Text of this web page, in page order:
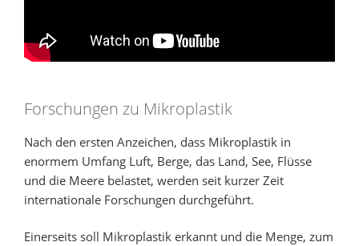
Forschungen zu Mikroplastik
Nach den ersten Anzeichen, dass Mikroplastik in
enormem Umfang Luft, Berge, das Land, See, Flüsse
und die Meere belastet, werden seit kurzer Zeit
internationale Forschungen durchgeführt.
Einerseits soll Mikroplastik erkannt und die Menge, zum